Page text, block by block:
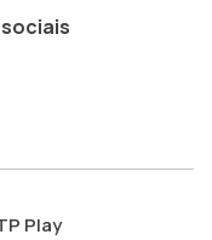
ao
Play